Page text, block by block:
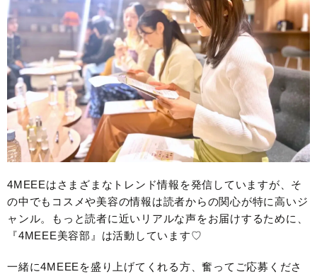
4MEEEはさまざまなトレンド情報を発信していますが、そ
の中でもコスメや美容の情報は読者からの関心が特に高いジ
ャンル。もっと読者に近いリアルな声をお届けするために、
『4MEEE美容部』は活動しています♡
一緒に4MEEEを盛り上げてくれる方、奮ってご応募くださ